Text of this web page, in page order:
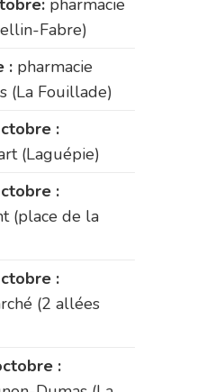
pharmacie
Fabre)
: pharmacie
(La Fouillade)
:
(Laguépie)
:
(place de la
:
(2 allées
: